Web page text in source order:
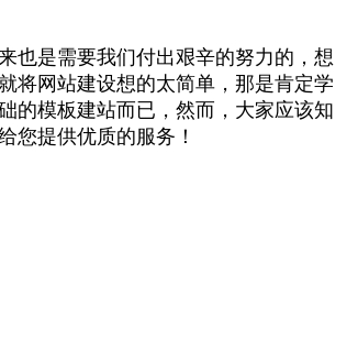
也是需要我们付出艰辛的努力的，想
将网站建设想的太简单，那是肯定学
的模板建站而已，然而，大家应该知
您提供优质的服务！